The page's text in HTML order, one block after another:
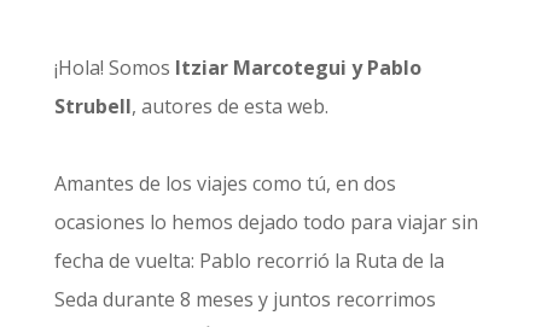
¡Hola! Somos Itziar Marcotegui y Pablo
Strubell, autores de esta web.
Amantes de los viajes como tú, en dos
ocasiones lo hemos dejado todo para viajar sin
fecha de vuelta: Pablo recorrió la Ruta de la
Seda durante 8 meses y juntos recorrimos